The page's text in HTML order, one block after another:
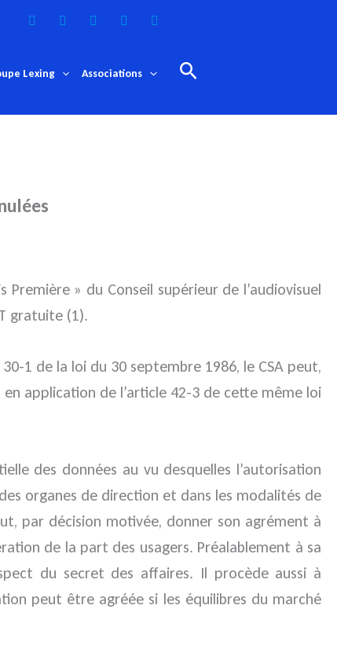
Lexing Associations Rechercher
» du Conseil supérieur de l’audiovisuel
gratuite (1).
1 de la loi du 30 septembre 1986, le CSA peut,
application de l’article 42-3 de cette même loi
des données au vu desquelles l’autorisation
organes de direction et dans les modalités de
par décision motivée, donner son agrément à
de la part des usagers. Préalablement à sa
du secret des affaires. Il procède aussi à
peut être agréée si les équilibres du marché